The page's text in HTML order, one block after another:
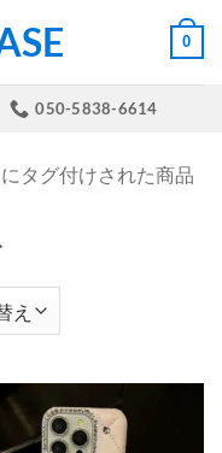
0
050-5838-6614
タグ付けされた商品